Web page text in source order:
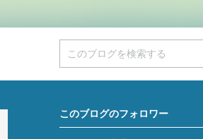
このブログのフォロワー